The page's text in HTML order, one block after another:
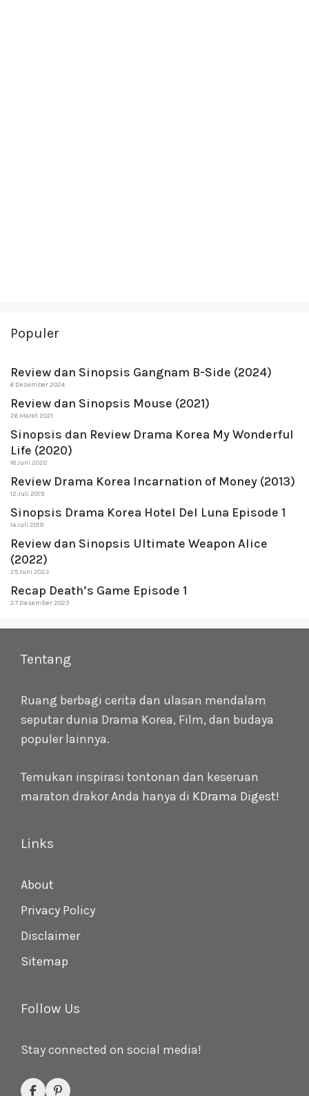
Populer
Review dan Sinopsis Gangnam B-Side (2024)
6 Desember 2024
Review dan Sinopsis Mouse (2021)
26 Maret 2021
Sinopsis dan Review Drama Korea My Wonderful
Life (2020)
18 Juni 2020
Review Drama Korea Incarnation of Money (2013)
12 Juli 2019
Sinopsis Drama Korea Hotel Del Luna Episode 1
14 Juli 2019
Review dan Sinopsis Ultimate Weapon Alice
(2022)
25 Juni 2022
Recap Death’s Game Episode 1
27 Desember 2023
Tentang
Ruang berbagi cerita dan ulasan mendalam
seputar dunia Drama Korea, Film, dan budaya
populer lainnya.
Temukan inspirasi tontonan dan keseruan
maraton drakor Anda hanya di KDrama Digest!
Links
About
Privacy Policy
Disclaimer
Sitemap
Follow Us
Stay connected on social media!